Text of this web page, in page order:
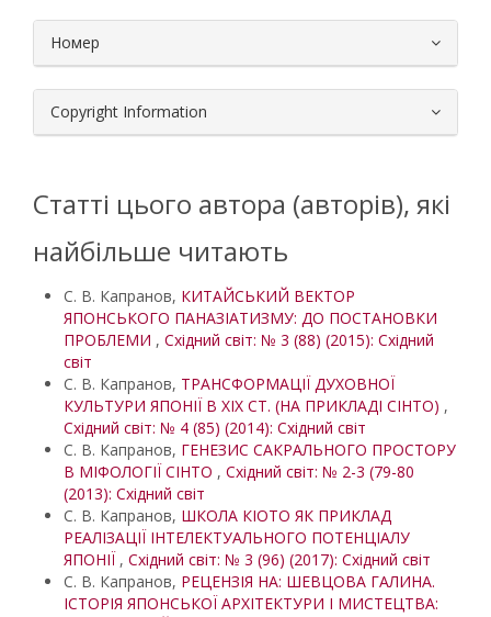
Номер
Copyright Information
Статті цього автора (авторів), які
найбільше читають
С. В. Капранов, КИТАЙСЬКИЙ ВЕКТОР
ЯПОНСЬКОГО ПАНАЗІАТИЗМУ: ДО ПОСТАНОВКИ
ПРОБЛЕМИ , Східний світ: № 3 (88) (2015): Східний
світ
С. В. Капранов, ТРАНСФОРМАЦІЇ ДУХОВНОЇ
КУЛЬТУРИ ЯПОНІЇ В ХІХ СТ. (НА ПРИКЛАДІ СІНТО) ,
Східний світ: № 4 (85) (2014): Східний світ
С. В. Капранов, ГЕНЕЗИС САКРАЛЬНОГО ПРОСТОРУ
В МІФОЛОГІЇ СІНТО , Східний світ: № 2-3 (79-80
(2013): Східний світ
С. В. Капранов, ШКОЛА КІОТО ЯК ПРИКЛАД
РЕАЛІЗАЦІЇ ІНТЕЛЕКТУАЛЬНОГО ПОТЕНЦІАЛУ
ЯПОНІЇ , Східний світ: № 3 (96) (2017): Східний світ
С. В. Капранов, РЕЦЕНЗІЯ НА: ШЕВЦОВА ГАЛИНА.
ІСТОРІЯ ЯПОНСЬКОЇ АРХІТЕКТУРИ І МИСТЕЦТВА: